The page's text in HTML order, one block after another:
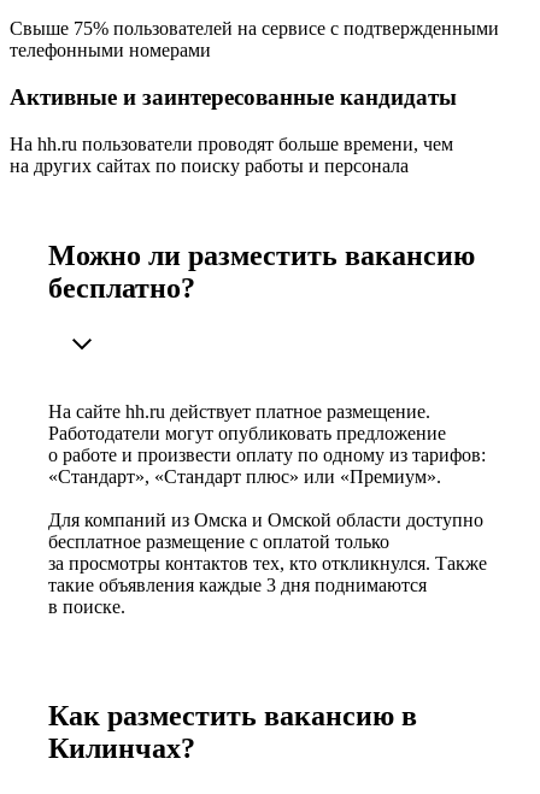
Свыше 75% пользователей на сервисе с подтвержденными
телефонными номерами
Активные и заинтересованные кандидаты
На hh.ru пользователи проводят больше времени, чем
на других сайтах по поиску работы и персонала
Можно ли разместить вакансию
бесплатно?
На сайте hh.ru действует платное размещение.
Работодатели могут опубликовать предложение
о работе и произвести оплату по одному из тарифов:
«Стандарт», «Стандарт плюс» или «Премиум».
Для компаний из Омска и Омской области доступно
бесплатное размещение с оплатой только
за просмотры контактов тех, кто откликнулся. Также
такие объявления каждые 3 дня поднимаются
в поиске.
Как разместить вакансию в
Килинчах?